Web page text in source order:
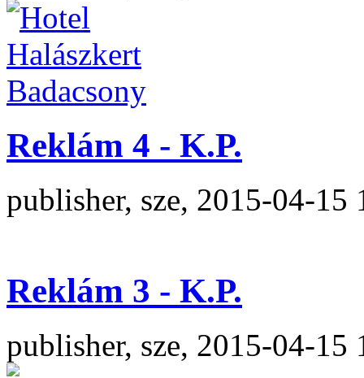
Reklám 4 - K.P.
publisher, sze, 2015-04-15
Reklám 3 - K.P.
publisher, sze, 2015-04-15